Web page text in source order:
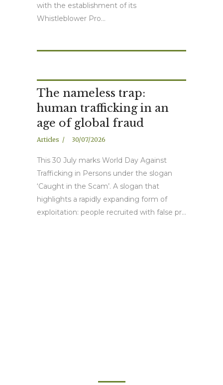
with the establishment of its
Whistleblower Pro...
The nameless trap:
human trafficking in an
age of global fraud
Articles 30/07/2026
This 30 July marks World Day Against
Trafficking in Persons under the slogan
‘Caught in the Scam’. A slogan that
highlights a rapidly expanding form of
exploitation: people recruited with false pr...